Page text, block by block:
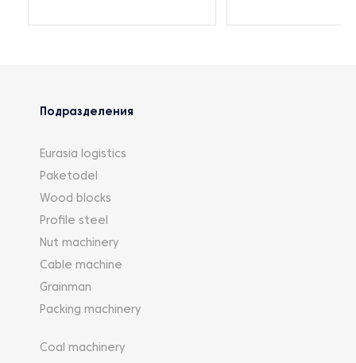
Подразделения
Eurasia logistics
Paketodel
Wood blocks
Profile steel
Nut machinery
Cable machine
Grainman
Packing machinery
Coal machinery